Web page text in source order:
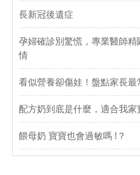
長新冠後遺症
孕婦確診別驚慌，專業醫師
情
看似營養卻傷娃！盤點家長最
配方奶到底是什麼，適合我
餵母奶 寶寶也會過敏嗎 !？